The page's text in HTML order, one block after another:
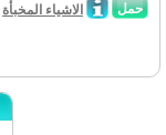
حمل الاشياء المخبأة